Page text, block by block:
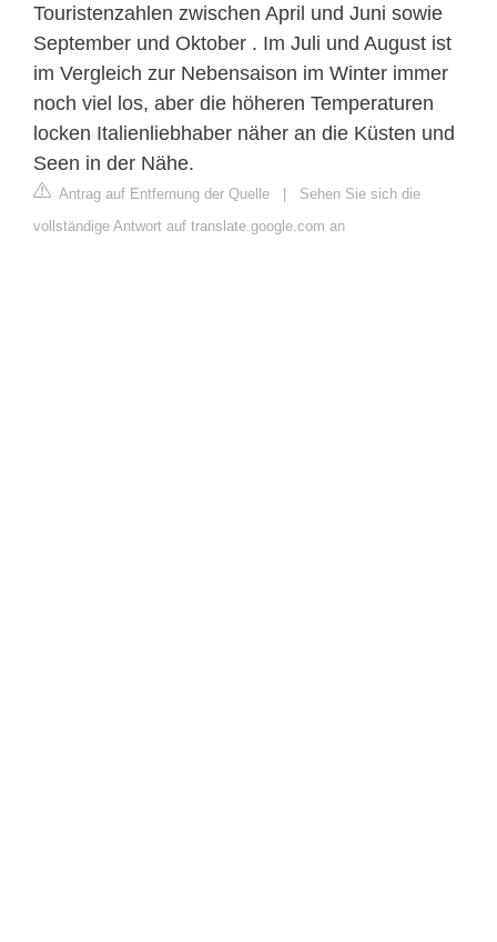
Touristenzahlen zwischen April und Juni sowie
September und Oktober . Im Juli und August ist
im Vergleich zur Nebensaison im Winter immer
noch viel los, aber die höheren Temperaturen
locken Italienliebhaber näher an die Küsten und
Seen in der Nähe.
Antrag auf Entfernung der Quelle | Sehen Sie sich die
vollständige Antwort auf translate.google.com an